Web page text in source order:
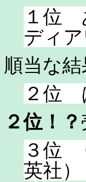
１位
ディア
順当な結
２位
２位！？
３位
英社）